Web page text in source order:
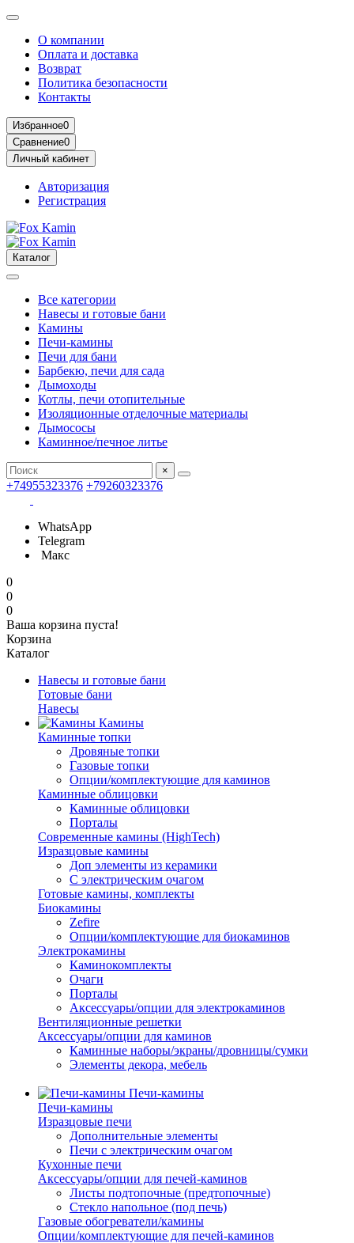
О компании
Оплата и доставка
Возврат
Политика безопасности
Контакты
Избранное0
Сравнение0
Личный кабинет
Авторизация
Регистрация
Каталог
Все категории
Навесы и готовые бани
Камины
Печи-камины
Печи для бани
Барбекю, печи для сада
Дымоходы
Котлы, печи отопительные
Изоляционные отделочные материалы
Дымососы
Каминное/печное литье
×
+74955323376 +79260323376
WhatsApp
Telegram
Макс
0
0
0
Ваша корзина пуста!
Корзина
Каталог
Навесы и готовые бани
Готовые бани
Навесы
Камины
Каминные топки
Дровяные топки
Газовые топки
Опции/комплектующие для каминов
Каминные облицовки
Каминные облицовки
Порталы
Современные камины (HighTech)
Изразцовые камины
Доп элементы из керамики
С электрическим очагом
Готовые камины, комплекты
Биокамины
Zefire
Опции/комплектующие для биокаминов
Электрокамины
Каминокомплекты
Очаги
Порталы
Аксессуары/опции для электрокаминов
Вентиляционные решетки
Аксессуары/опции для каминов
Каминные наборы/экраны/дровницы/сумки
Элементы декора, мебель
Печи-камины
Печи-камины
Изразцовые печи
Дополнительные элементы
Печи с электрическим очагом
Кухонные печи
Аксессуары/опции для печей-каминов
Листы подтопочные (предтопочные)
Стекло напольное (под печь)
Газовые обогреватели/камины
Опции/комплектующие для печей-каминов